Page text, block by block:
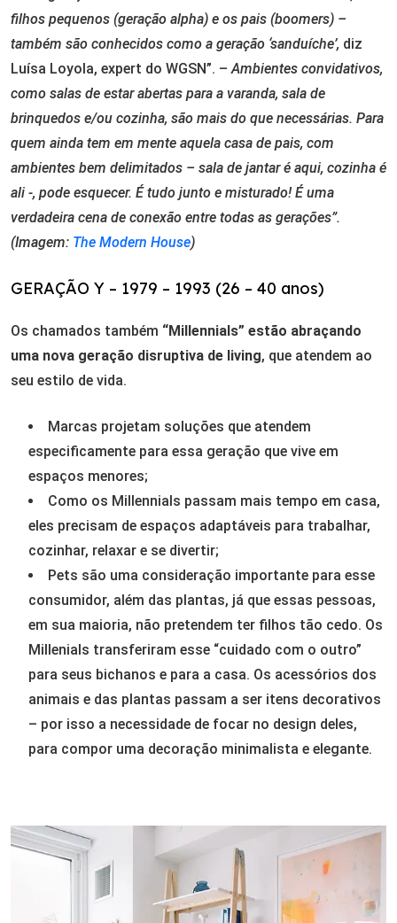
filhos pequenos (geração alpha) e os pais (boomers) –
também são conhecidos como a geração ‘sanduíche’, diz
Luísa Loyola, expert do WGSN”. – Ambientes convidativos,
como salas de estar abertas para a varanda, sala de
brinquedos e/ou cozinha, são mais do que necessárias. Para
quem ainda tem em mente aquela casa de pais, com
ambientes bem delimitados – sala de jantaré aqui, cozinha é
ali -, pode esquecer. É tudo junto e misturado! É uma
verdadeira cena de conexão entre todas as gerações”.
(Imagem: The Modern House)
GERAÇÃO Y – 1979 – 1993 (26 – 40 anos)
Os chamados também “Millennials” estão abraçando
uma nova geração disruptiva de living, que atendem ao
seu estilo de vida.
Marcas projetam soluções que atendem
especificamente para essa geração que vive em
espaços menores;
Como os Millennials passam mais tempo em casa,
eles precisam de espaços adaptáveis para trabalhar,
cozinhar, relaxar e se divertir;
Pets são uma consideração importante para esse
consumidor, além das plantas, já que essas pessoas,
em sua maioria, não pretendem ter filhos tão cedo. Os
Millenials transferiram esse “cuidado com o outro”
para seus bichanos e para a casa. Os acessórios dos
animais e das plantas passam a ser itens decorativos
– por isso a necessidade de focar no design deles,
para compor uma decoração minimalista e elegante.